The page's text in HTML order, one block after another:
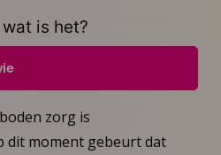
is het?
zorg is
dit moment gebeurt dat